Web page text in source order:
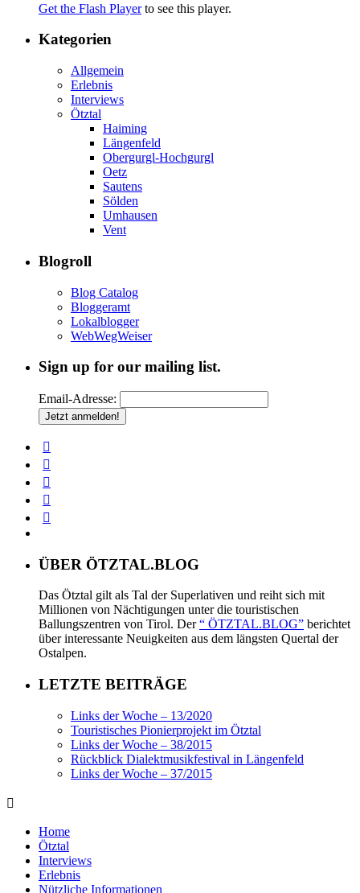
Get the Flash Playerto see this player.
Kategorien
Allgemein
Erlebnis
Interviews
Ötztal
Haiming
Längenfeld
Obergurgl-Hochgurgl
Oetz
Sautens
Sölden
Umhausen
Vent
Blogroll
Blog Catalog
Bloggeramt
Lokalblogger
WebWegWeiser
Sign up for our mailing list.
Email-Adresse:
ÜBER ÖTZTAL.BLOG
Das Ötztal gilt als Tal der Superlativen und reiht sich mit
Millionen von Nächtigungen unter die touristischen
Ballungszentren von Tirol. Der“ ÖTZTAL.BLOG” berichtet
über interessante Neuigkeiten aus dem längsten Quertal der
Ostalpen.
LETZTE BEITRÄGE
Links der Woche – 13/2020
Touristisches Pionierprojekt im Ötztal
Links der Woche – 38/2015
Rückblick Dialektmusikfestival in Längenfeld
Links der Woche – 37/2015
Home
Ötztal
Interviews
Erlebnis
Nützliche Informationen